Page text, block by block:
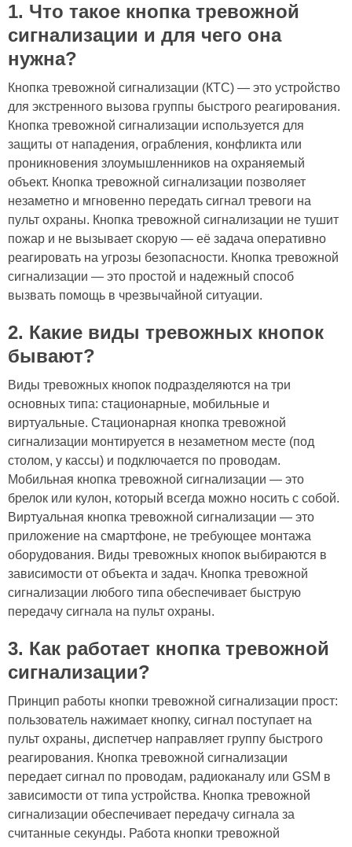
1. Что такое кнопка тревожной
сигнализации и для чего она
нужна?
Кнопка тревожной сигнализации (КТС) — это устройство
для экстренного вызова группы быстрого реагирования.
Кнопка тревожной сигнализации используется для
защиты от нападения, ограбления, конфликта или
проникновения злоумышленников на охраняемый
объект. Кнопка тревожной сигнализации позволяет
незаметно и мгновенно передать сигнал тревоги на
пульт охраны. Кнопка тревожной сигнализации не тушит
пожар и не вызывает скорую — её задача оперативно
реагировать на угрозы безопасности. Кнопка тревожной
сигнализации — это простой и надежный способ
вызвать помощь в чрезвычайной ситуации.
2. Какие виды тревожных кнопок
бывают?
Виды тревожных кнопок подразделяются на три
основных типа: стационарные, мобильные и
виртуальные. Стационарная кнопка тревожной
сигнализации монтируется в незаметном месте (под
столом, у кассы) и подключается по проводам.
Мобильная кнопка тревожной сигнализации — это
брелок или кулон, который всегда можно носить с собой.
Виртуальная кнопка тревожной сигнализации — это
приложение на смартфоне, не требующее монтажа
оборудования. Виды тревожных кнопок выбираются в
зависимости от объекта и задач. Кнопка тревожной
сигнализации любого типа обеспечивает быструю
передачу сигнала на пульт охраны.
3. Как работает кнопка тревожной
сигнализации?
Принцип работы кнопки тревожной сигнализации прост:
пользователь нажимает кнопку, сигнал поступает на
пульт охраны, диспетчер направляет группу быстрого
реагирования. Кнопка тревожной сигнализации
передает сигнал по проводам, радиоканалу или GSM в
зависимости от типа устройства. Кнопка тревожной
сигнализации обеспечивает передачу сигнала за
считанные секунды. Работа кнопки тревожной